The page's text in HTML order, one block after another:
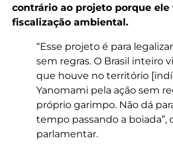
contrário ao projeto porque ele
fiscalização ambiental.
“Esse projeto é para
sem regras. O Brasil inteiro
que houve no território
Yanomami pela ação sem
próprio garimpo. Não dá
tempo passando a boiada”,
parlamentar.